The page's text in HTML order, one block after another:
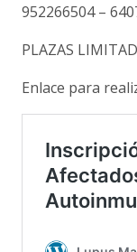
952266504 –
PLAZAS
Enlace para